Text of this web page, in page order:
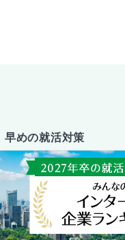
早めの就活対策